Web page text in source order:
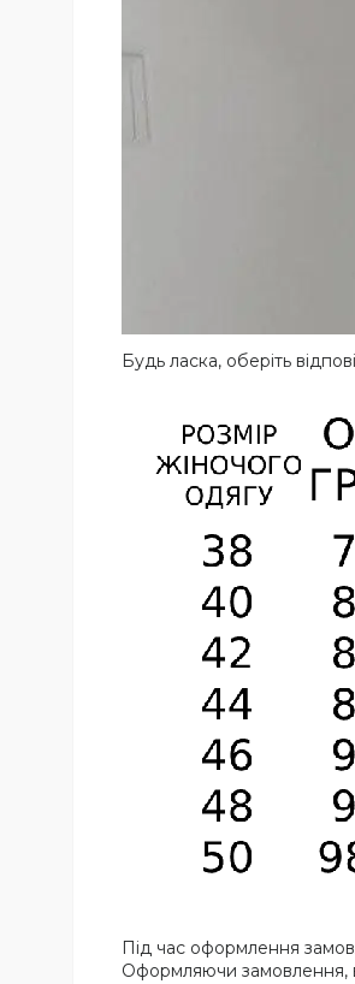
Будь ласка, оберіть
Під час оформлення
Оформляючи замовлення,